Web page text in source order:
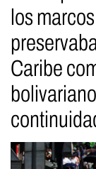
los
Caribe